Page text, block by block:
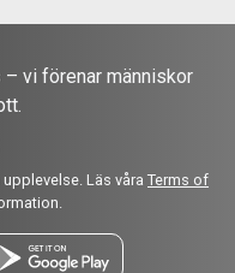
– vi förenar människor
Läs våra Terms of